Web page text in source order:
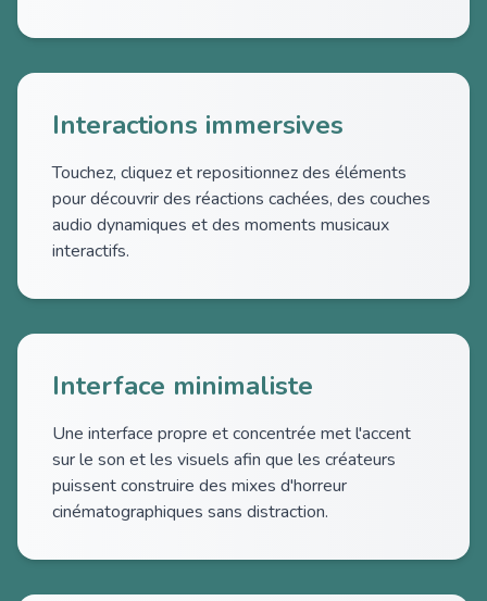
Interactions immersives
Touchez, cliquez et repositionnez des éléments
pour découvrir des réactions cachées, des couches
audio dynamiques et des moments musicaux
interactifs.
Interface minimaliste
Une interface propre et concentrée met l'accent
sur le son et les visuels afin que les créateurs
puissent construire des mixes d'horreur
cinématographiques sans distraction.